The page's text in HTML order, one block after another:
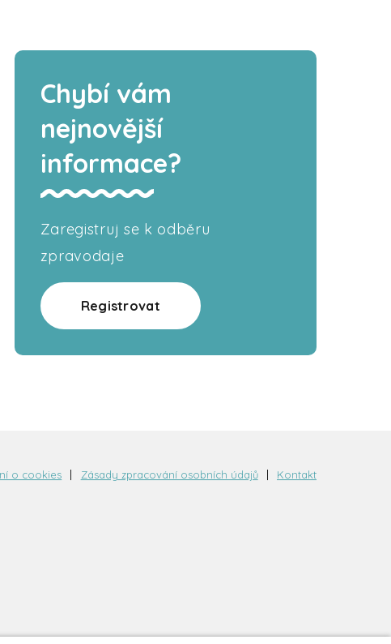
Chybí vám
nejnovější
informace?
Zaregistruj se k odběru
zpravodaje
Registrovat
o cookies Zásady zpracování osobních údajů Kontakt